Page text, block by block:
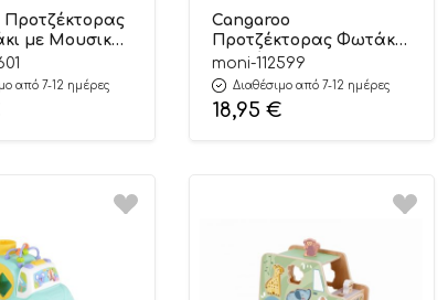
με Μουσική
0m+
από 7-12 ημέρες
Cangaroo
Προτζέκτορας Φωτάκι
Νυκτός Owlie
3801005602568 0m+
moni-112599
Διαθέσιμο από 7-12 ημέρες
18,95 €